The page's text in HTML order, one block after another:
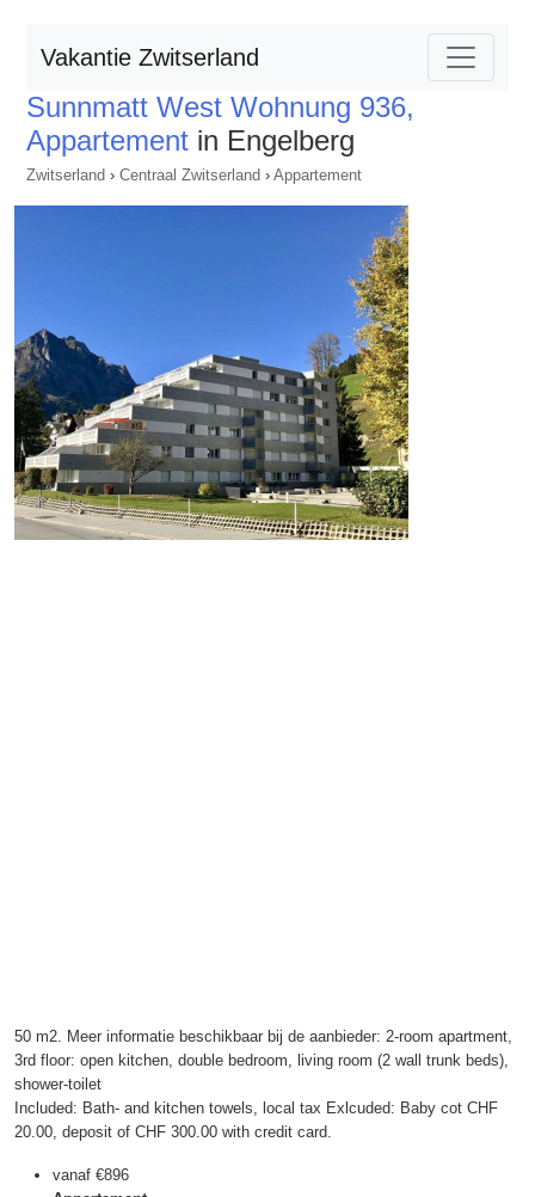
Vakantie Zwitserland
Sunnmatt West Wohnung 936,
Appartement in Engelberg
Zwitserland › Centraal Zwitserland › Appartement
50 m2. Meer informatie beschikbaar bij de aanbieder: 2-room apartment,
3rd floor: open kitchen, double bedroom, living room (2 wall trunk beds),
shower-toilet
Included: Bath- and kitchen towels, local tax Exlcuded: Baby cot CHF
20.00, deposit of CHF 300.00 with credit card.
vanaf €896